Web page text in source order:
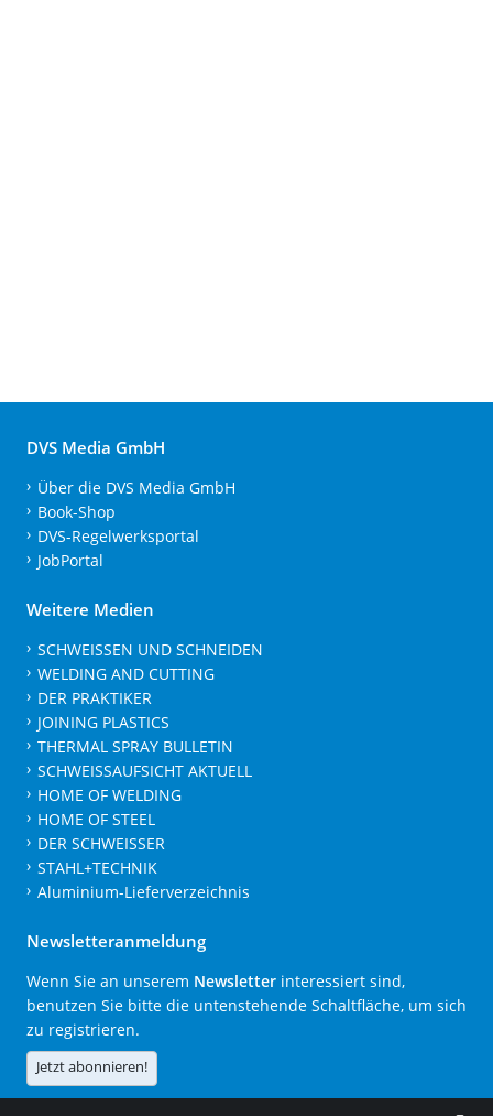
DVS Media GmbH
Über die DVS Media GmbH
Book-Shop
DVS-Regelwerksportal
JobPortal
Weitere Medien
SCHWEISSEN UND SCHNEIDEN
WELDING AND CUTTING
DER PRAKTIKER
JOINING PLASTICS
THERMAL SPRAY BULLETIN
SCHWEISSAUFSICHT AKTUELL
HOME OF WELDING
HOME OF STEEL
DER SCHWEISSER
STAHL+TECHNIK
Aluminium-Lieferverzeichnis
Newsletteranmeldung
Wenn Sie an unserem Newsletter interessiert sind,
benutzen Sie bitte die untenstehende Schaltfläche, um sich
zu registrieren.
Jetzt abonnieren!